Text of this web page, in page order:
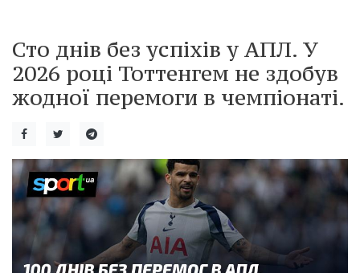
Сто днів без успіхів у АПЛ. У
2026 році Тоттенгем не здобув
жодної перемоги в чемпіонаті.